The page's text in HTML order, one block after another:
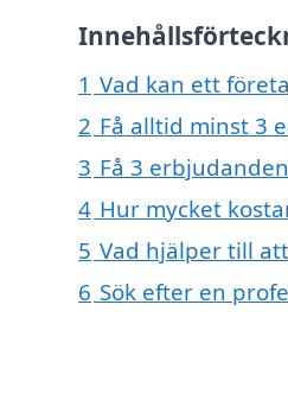
1 Vad kan ett
2 Få alltid minst 3
3 Få 3
4 Hur mycket
5 Vad hjälper till
6 Sök efter en